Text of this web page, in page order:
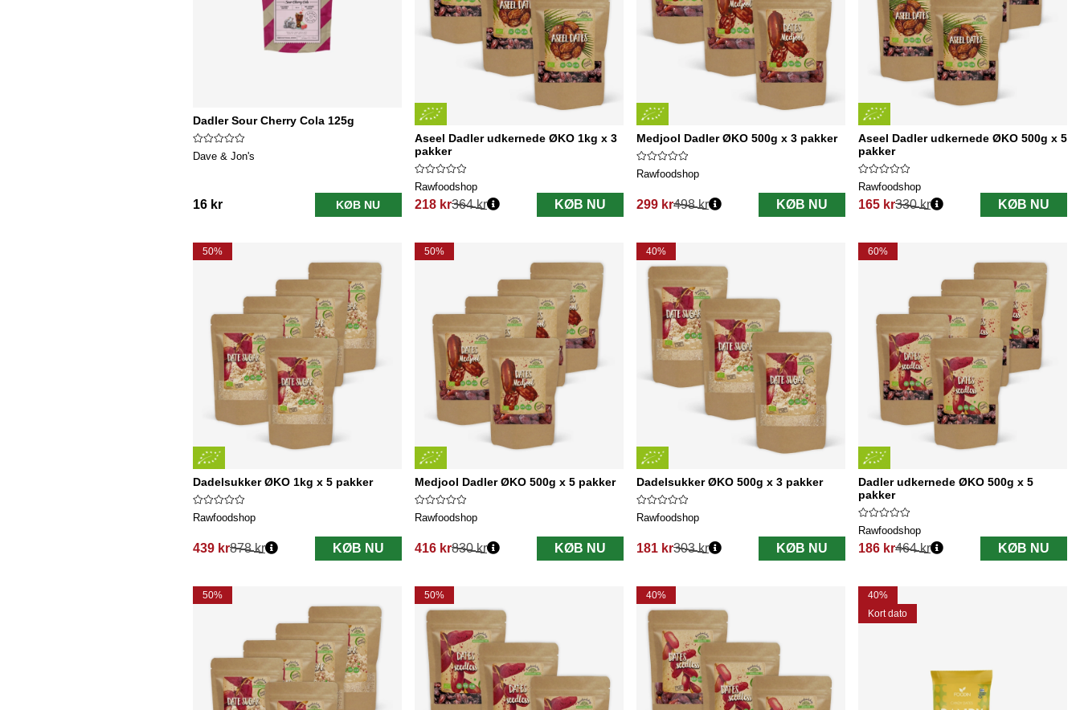
Dadler Sour Cherry Cola 125g
Dave & Jon's
16 kr KØB NU
Aseel Dadler udkernede ØKO 1kg x 3
pakker
Rawfoodshop
218 kr
Normalpris:
364 kr KØB NU
Medjool Dadler ØKO 500g x 3 pakker
Rawfoodshop
299 kr
Normalpris:
498 kr KØB NU
Aseel Dadler udkernede ØKO 500g x 5
pakker
Rawfoodshop
165 kr
Normalpris:
330 kr KØB NU
50%
Dadelsukker ØKO 1kg x 5 pakker
Rawfoodshop
439 kr
Normalpris:
878 kr KØB NU
50%
Medjool Dadler ØKO 500g x 5 pakker
Rawfoodshop
416 kr
Normalpris:
830 kr KØB NU
40%
Dadelsukker ØKO 500g x 3 pakker
Rawfoodshop
181 kr
Normalpris:
303 kr KØB NU
60%
Dadler udkernede ØKO 500g x 5
pakker
Rawfoodshop
186 kr
Normalpris:
464 kr KØB NU
50% 50% 40%
40%
Kort dato